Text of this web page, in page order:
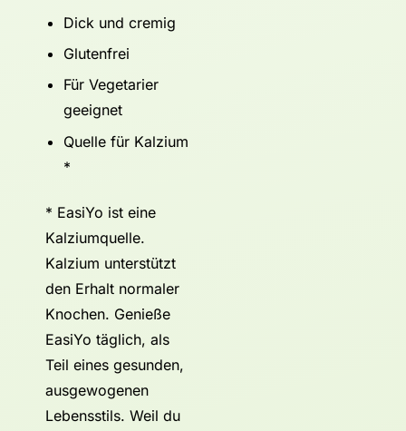
Dick und cremig
Glutenfrei
Für Vegetarier
geeignet
Quelle für Kalzium
*
* EasiYo ist eine
Kalziumquelle.
Kalzium unterstützt
den Erhalt normaler
Knochen. Genieße
EasiYo täglich, als
Teil eines gesunden,
ausgewogenen
Lebensstils. Weil du